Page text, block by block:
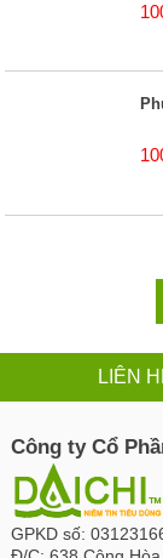
LIÊN
Công ty Cổ
GPKD số: